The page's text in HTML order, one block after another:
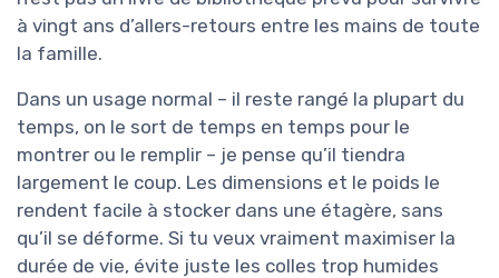
à vingt ans d’allers-retours entre les mains de toute
la famille.
Dans un usage normal – il reste rangé la plupart du
temps, on le sort de temps en temps pour le
montrer ou le remplir – je pense qu’il tiendra
largement le coup. Les dimensions et le poids le
rendent facile à stocker dans une étagère, sans
qu’il se déforme. Si tu veux vraiment maximiser la
durée de vie, évite juste les colles trop humides